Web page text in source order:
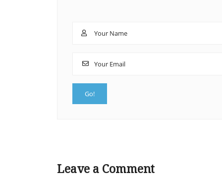
Leave a Comment